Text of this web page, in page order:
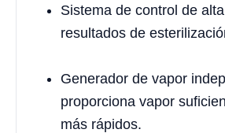
Sistema de control de
resultados de
Generador de vapor
proporciona vapor
más rápidos.